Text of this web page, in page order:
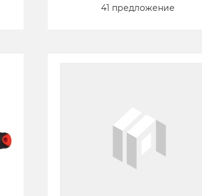
41 предложение